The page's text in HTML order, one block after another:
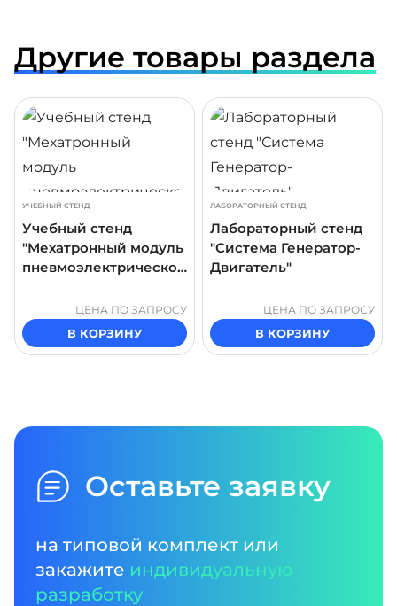
Другие товары раздела
УЧЕБНЫЙ СТЕНД
Учебный стенд
"Мехатронный модуль
пневмоэлектрическог
ЦЕНА ПО ЗАПРОСУ
В КОРЗИНУ
ЛАБОРАТОРНЫЙ СТЕНД
Лабораторный стенд
"Система Генератор-
Двигатель"
ЦЕНА ПО ЗАПРОСУ
В КОРЗИНУ
ПОДРОБНЕЕ
Оставьте заявку
на типовой комплект или
закажите индивидуальную
разработку